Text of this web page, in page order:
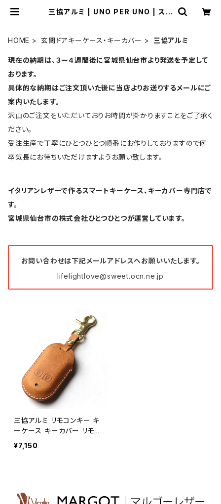
三協アルミ | UNO PER UNO | スマ
HOME 玄関ドアキーケース・キーカバー 三協アルミ
現在の納期は、３ー４週間後に宮城県仙台市より発送を予定して
おります。
具体的な納期はご注文頂いた後に当店よりお送りするメールにご
案内いたします。
沢山のご注文をいただいておりお時間が掛かりますことをご了承く
ださい。
受注生産で丁寧にひとつひとつ順番にお作りしておりますので何
卒気長にお待ちいただけますようお願い致します。
イタリアンレザーで作るスマートキーケース、キーカバー専門店で
す。
宮城県仙台市の株式会社ひとつひとつが運営しています。
お問い合わせは下記メールアドレスへお願いいたします。
lifelightlove@sweet.ocn.ne.jp
三協アルミ リモコンキー キ
ーケース キーカバー リモコ
ンカバー 玄関ドア 本革 日
本製 UNO PER UNO 国産
¥7,150